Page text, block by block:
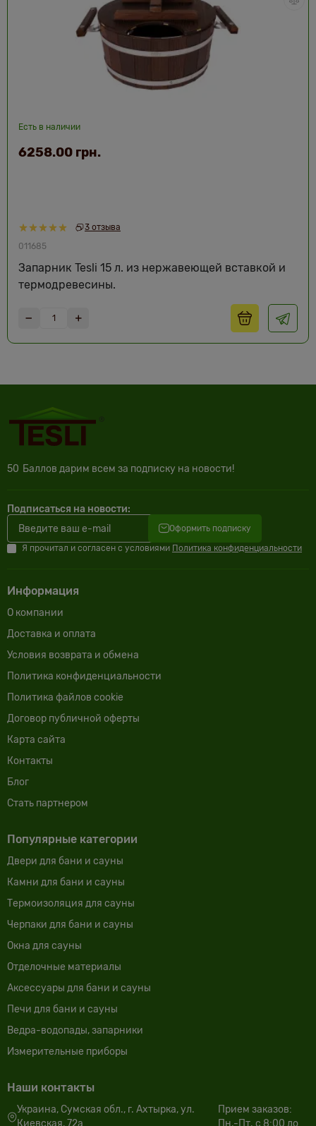
3 отзыва
Есть в наличии
011685
Запарник Tesli 15 л. из нержавеющей вставкой и
термодревесины.
6258.00 грн.
50 Баллов дарим всем за подписку на новости!
Подписаться на новости:
Оформить подписку
Я прочитал и согласен с условиями Политика конфиденциальности
Информация
О компании
Доставка и оплата
Условия возврата и обмена
Политика конфиденциальности
Политика файлов cookie
Договор публичной оферты
Карта сайта
Контакты
Блог
Cтать партнером
Популярные категории
Двери для бани и сауны
Камни для бани и сауны
Термоизоляция для сауны
Черпаки для бани и сауны
Окна для сауны
Отделочные материалы
Аксессуары для бани и сауны
Печи для бани и сауны
Ведра-водопады, запарники
Измерительные приборы
Наши контакты
Украина, Сумская обл., г. Ахтырка, ул.
Киевская, 72а
Прием заказов:
Пн.-Пт. с 8:00 до